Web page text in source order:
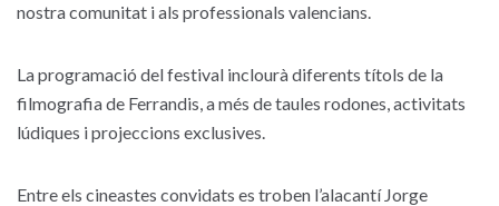
nostra comunitat i als professionals valencians.
La programació del festival inclourà diferents títols de la
filmografia de Ferrandis, a més de taules rodones, activitats
lúdiques i projeccions exclusives.
Entre els cineastes convidats es troben l’alacantí Jorge